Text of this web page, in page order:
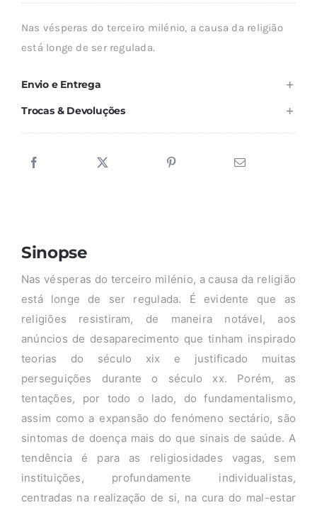
DE
Nas vésperas do terceiro milénio, a causa da religião
está longe de ser regulada.
Envio e Entrega
Trocas & Devoluções
Sinopse
Nas vésperas do terceiro milénio, a causa da religião
está longe de ser regulada. É evidente que as
religiões resistiram, de maneira notável, aos
anúncios de desaparecimento que tinham inspirado
teorias do século xix e justificado muitas
perseguições durante o século xx. Porém, as
tentações, por todo o lado, do fundamentalismo,
assim como a expansão do fenómeno sectário, são
sintomas de doença mais do que sinais de saúde. A
tendência é para as religiosidades vagas, sem
instituições, profundamente individualistas,
centradas na realização de si, na cura do mal-estar